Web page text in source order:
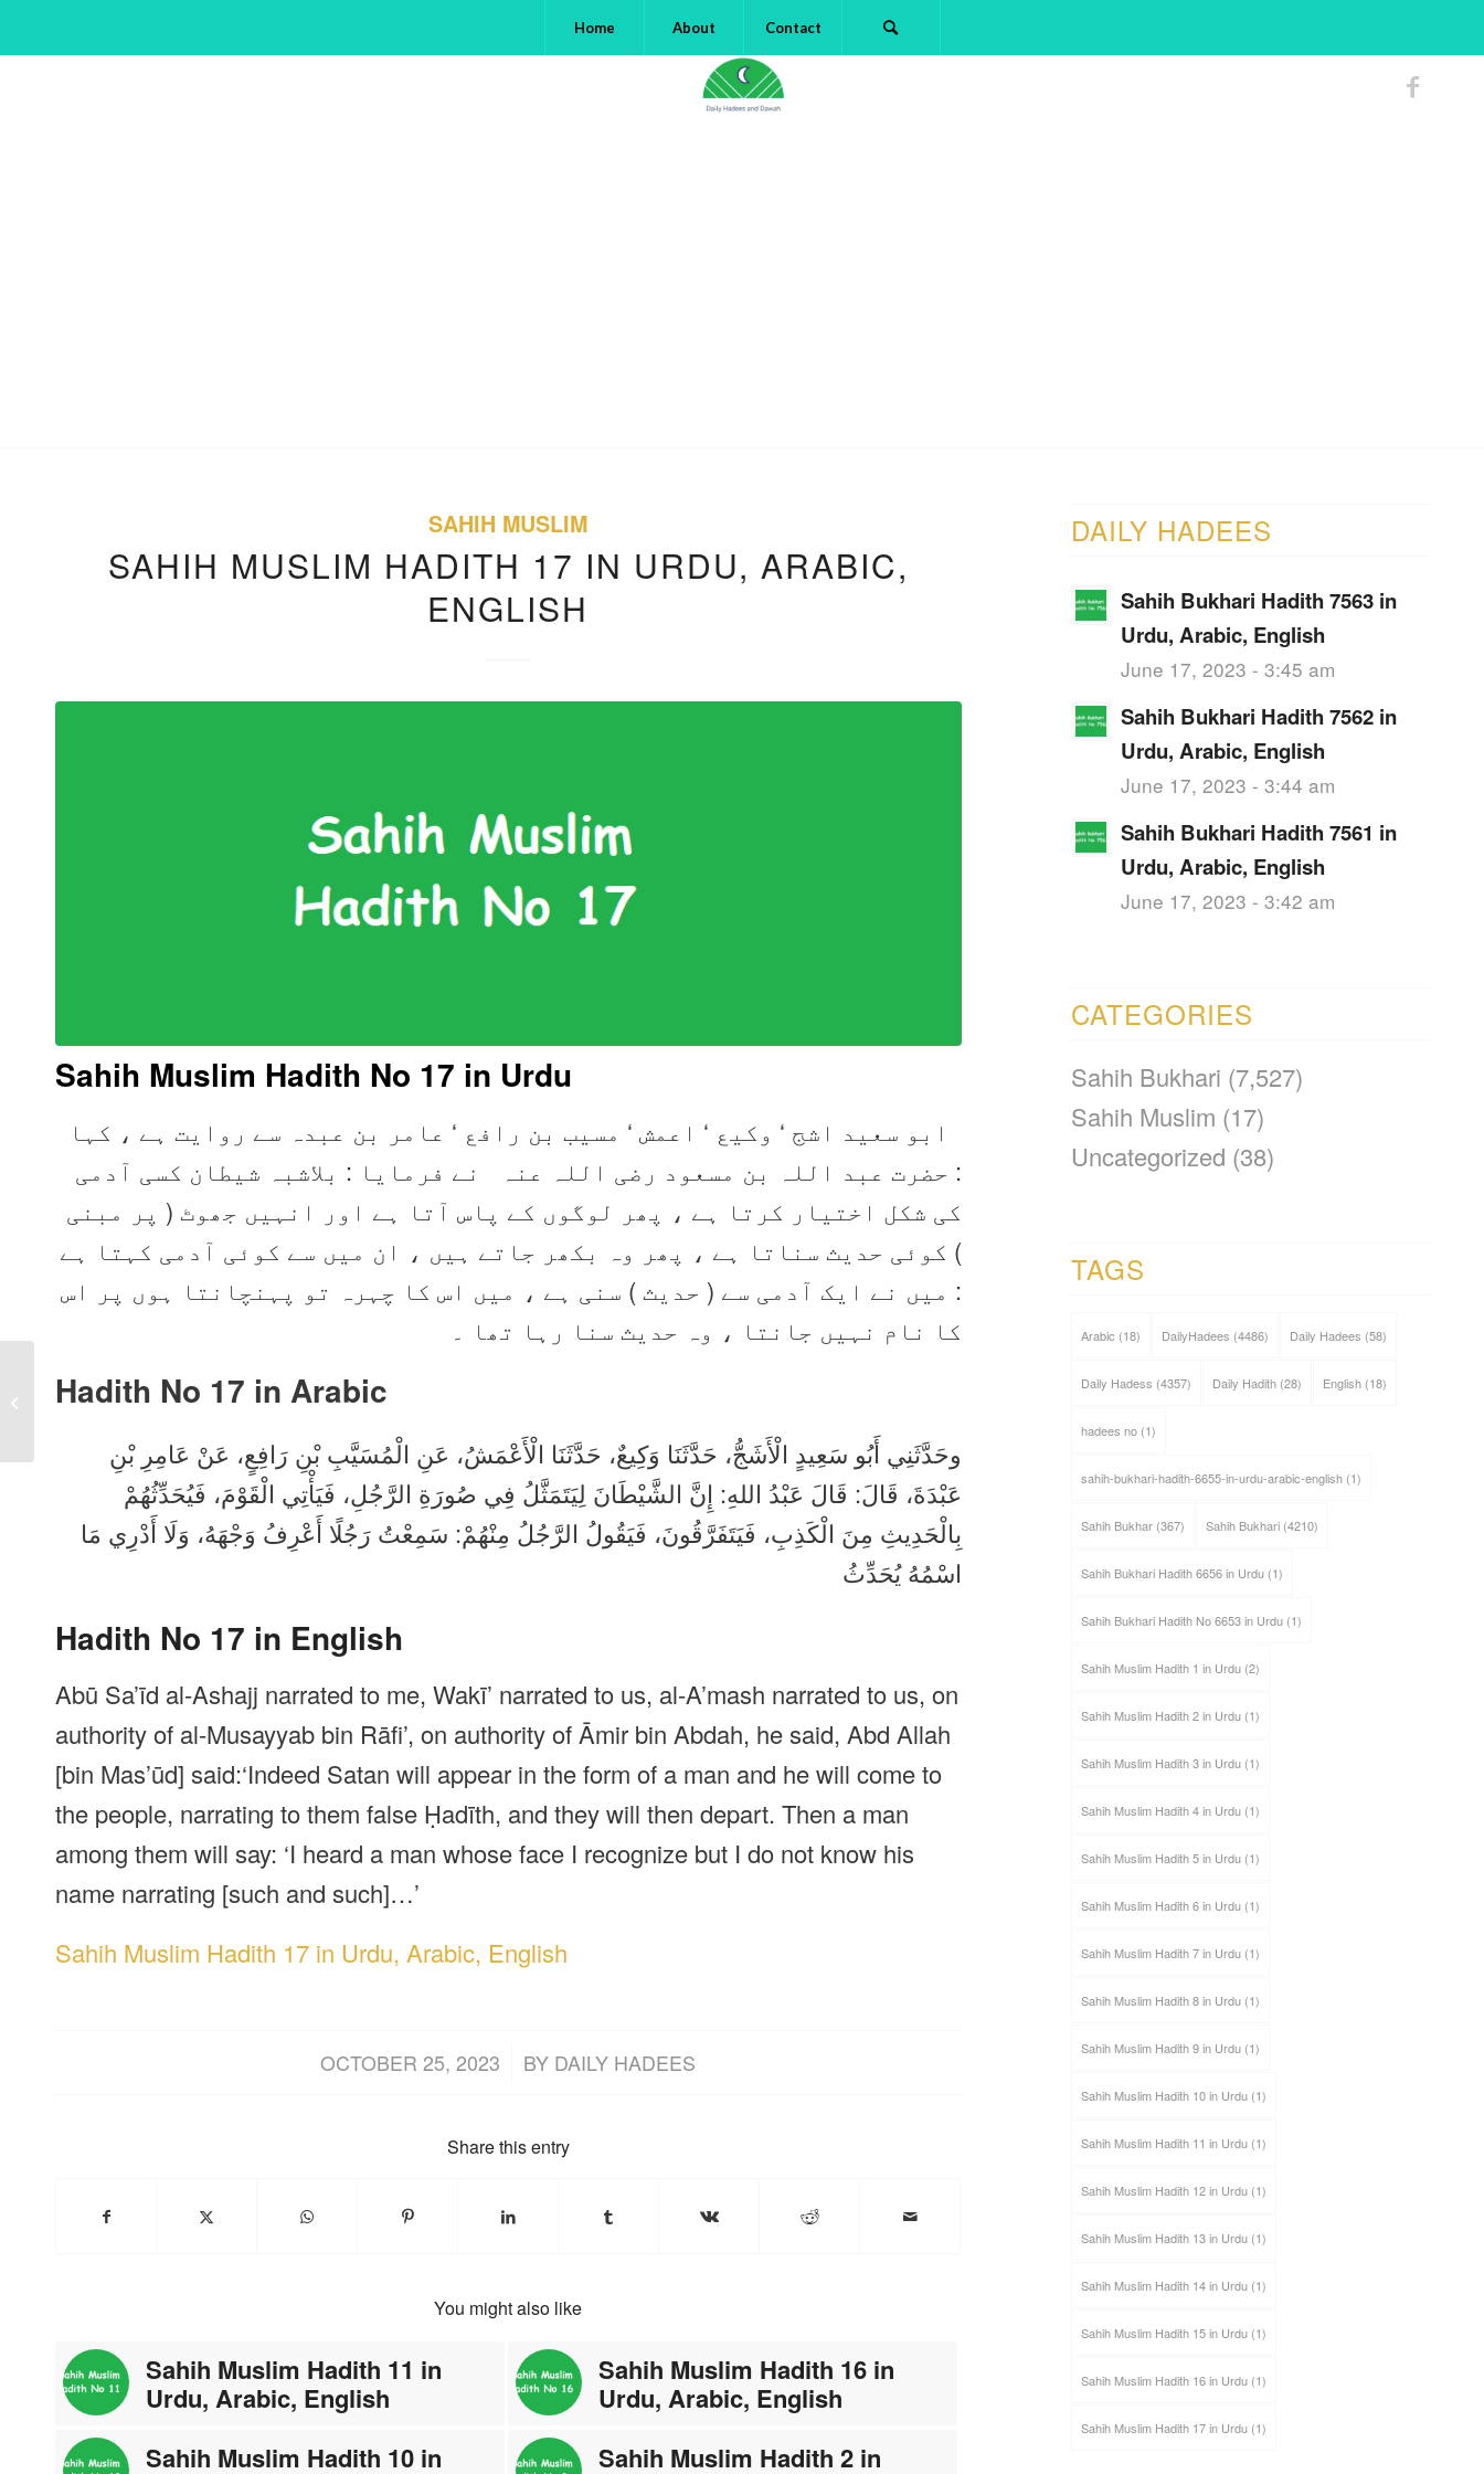
Home About Contact
SAHIH MUSLIM
SAHIH MUSLIM HADITH 17 IN URDU, ARABIC,
ENGLISH
Sahih Muslim Hadith No 17 in Urdu
ابو سعید اشج ‘ وکیع ‘ اعمش ‘ مسیب بن رافع ‘ عامر بن عبدہ سے روایت ہے ، کہا
: حضرت عبد اللہ بن مسعود ‌رضی ‌اللہ ‌عنہ ‌ ‌ نے فرمایا : بلاشبہ شیطان کسی آدمی
کی شکل اختیار کرتا ہے ، پھر لوگوں کے پاس آتا ہے اور انہیں جھوٹ ( پر مبنی
) کوئی حدیث سناتا ہے ، پھر وہ بکھر جاتے ہیں ، ان میں سے کوئی آدمی کہتا ہے
: میں نے ایک آدمی سے ( حدیث ) سنی ہے ، میں اس کا چہرہ تو پہنچانتا ہوں پر اس
کا نام نہیں جانتا ، وہ حدیث سنا رہا تھا ۔
Hadith No 17 in Arabic
وحَدَّثَنِي أَبُو سَعِيدٍ الْأَشَجُّ، حَدَّثَنَا وَكِيعٌ، حَدَّثَنَا الْأَعْمَشُ، عَنِ الْمُسَيَّبِ بْنِ رَافِعٍ، عَنْ عَامِرِ بْنِ
عَبْدَةَ، قَالَ: قَالَ عَبْدُ اللهِ: إِنَّ الشَّيْطَانَ لِيَتَمَثَّلُ فِي صُورَةِ الرَّجُلِ، فَيَأْتِي الْقَوْمَ، فَيُحَدِّثُهُمْ
بِالْحَدِيثِ مِنَ الْكَذِبِ، فَيَتَفَرَّقُونَ، فَيَقُولُ الرَّجُلُ مِنْهُمْ: سَمِعْتُ رَجُلًا أَعْرِفُ وَجْهَهُ، وَلَا أَدْرِي مَا
اسْمُهُ يُحَدِّثُ
Hadith No 17 in English
Abū Sa’īd al-Ashajj narrated to me, Wakī’ narrated to us, al-A’mash narrated to us, on
authority of al-Musayyab bin Rāfi’, on authority of Āmir bin Abdah, he said, Abd Allah
[bin Mas’ūd] said:‘Indeed Satan will appear in the form of a man and he will come to
the people, narrating to them false Ḥadīth, and they will then depart. Then a man
among them will say: ‘I heard a man whose face I recognize but I do not know his
name narrating [such and such]…’
Sahih Muslim Hadith 17 in Urdu, Arabic, English
OCTOBER 25, 2023
/ BY DAILY HADEES
Share this entry
You might also like
Sahih Muslim Hadith 11 in
Urdu, Arabic, English
Sahih Muslim Hadith 16 in
Urdu, Arabic, English
Sahih Muslim Hadith 10 in
Sahih Muslim Hadith 2 in
DAILY HADEES
Sahih Bukhari Hadith 7563 in
Urdu, Arabic, English
June 17, 2023 - 3:45 am
Sahih Bukhari Hadith 7562 in
Urdu, Arabic, English
June 17, 2023 - 3:44 am
Sahih Bukhari Hadith 7561 in
Urdu, Arabic, English
June 17, 2023 - 3:42 am
CATEGORIES
Sahih Bukhari (7,527)
Sahih Muslim (17)
Uncategorized (38)
TAGS
Arabic (18) DailyHadees (4486) Daily Hadees (58)
Daily Hadess (4357) Daily Hadith(28) English(18)
hadees no(1)
sahih-bukhari-hadith-6655-in-urdu-arabic-english(1)
Sahih Bukhar(367) Sahih Bukhari(4210)
Sahih Bukhari Hadith 6656 in Urdu(1)
Sahih Bukhari Hadith No 6653 in Urdu(1)
Sahih Muslim Hadith 1 in Urdu(2)
Sahih Muslim Hadith 2 in Urdu(1)
Sahih Muslim Hadith 3 in Urdu(1)
Sahih Muslim Hadith 4 in Urdu(1)
Sahih Muslim Hadith 5 in Urdu(1)
Sahih Muslim Hadith 6 in Urdu(1)
Sahih Muslim Hadith 7 in Urdu(1)
Sahih Muslim Hadith 8 in Urdu(1)
Sahih Muslim Hadith 9 in Urdu(1)
Sahih Muslim Hadith 10 in Urdu(1)
Sahih Muslim Hadith 11 in Urdu(1)
Sahih Muslim Hadith 12 in Urdu(1)
Sahih Muslim Hadith 13 in Urdu(1)
Sahih Muslim Hadith 14 in Urdu(1)
Sahih Muslim Hadith 15 in Urdu(1)
Sahih Muslim Hadith 16 in Urdu(1)
Sahih Muslim Hadith 17 in Urdu(1)
Sahih Muslim Hadith 16